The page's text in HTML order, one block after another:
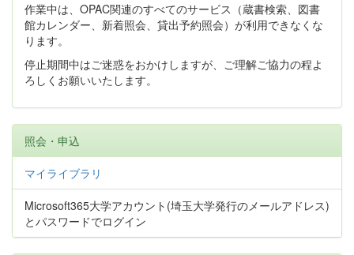
作業中は、OPAC関連のすべてのサービス（蔵書検索、図書
館カレンダー、新着照会、貸出予約照会）が利用できなくな
ります。
停止期間中はご迷惑をおかけしますが、ご理解ご協力の程よ
ろしくお願いいたします。
照会・申込
マイライブラリ
Microsoft365大学アカウント(埼玉大学発行のメールアドレス)
とパスワードでログイン